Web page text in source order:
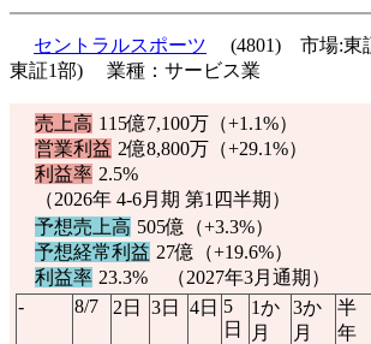
セントラルスポーツ
(4801) 市場:東
東証1部) 業種：サービス業
売上高 115億7,100万（+1.1%）
営業利益 2億8,800万（+29.1%）
利益率 2.5%
（2026年 4-6月期 第1四半期）
予想売上高 505億（+3.3%）
予想経常利益 27億（+19.6%）
利益率 23.3% （2027年3月通期）
-
8/7 2日 3日 4日 5
日
1か
月
3か
月
半
年